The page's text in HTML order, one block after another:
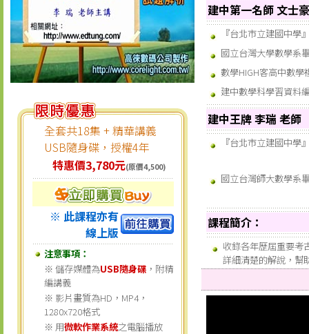
全套共18集 + 精華講義
USB隨身碟，授權4年
特惠價3,780元(原價4,500)
※ 此課程亦有
線上版
注意事項：
※ 儲存媒體為USB隨身碟 ，附精
編講義
※ 影片畫質為HD，MP4，
1280x720格式
※ 用微軟作業系統之電腦播放
建中第一名師 文士
『台北市立建國中學
國立台灣大學數學系
數學HIGH客高中數學
建中數學科學習資料
建中王牌 李瑞 老師
『台北市立建國中學
國立台灣師大數學系
課程簡介：
收錄各年歷屆重要考
詳細清楚的解說，幫